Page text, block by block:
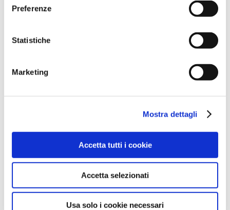
Preferenze
Statistiche
Marketing
Mostra dettagli
Accetta tutti i cookie
Accetta selezionati
Usa solo i cookie necessari
alla scuola nel prossimo futuro?
dopo il lockdown”,
ragionare insieme attorno a questi temi.
Le tante ore trascorse dai ragazzi davanti
i mezzi tecnologici ma
rischi dei quali non sempre erano
consapevoli.Mercoledì 9 settembre
parlerà di“Bullismo, cyberbullismo e
cybersecurity”
,con
Maria Alessandra